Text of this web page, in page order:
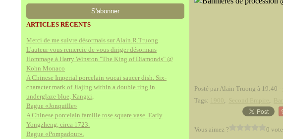
ARTICLES RÉCENTS
Merci de me suivre désormais sur Alain.R.Truong
L'auteur vous remercie de vous diriger désormais
Hommage à Harry Winston "The King of Diamonds" @
Kohn Monaco
A Chinese Imperial porcelain wucai saucer dish. Six-
character mark of Jiajing within a double ring in
underglaze blue, Kangxi,
Bague «Jonquille»
A Chinese porcelain famille rose square vase. Early
Yongzheng, circa 1723.
Bague «Pompadour».
Posté par Alain Truong à 19:40 -
Tags:
, ,
Vous aimez ? 0 vote